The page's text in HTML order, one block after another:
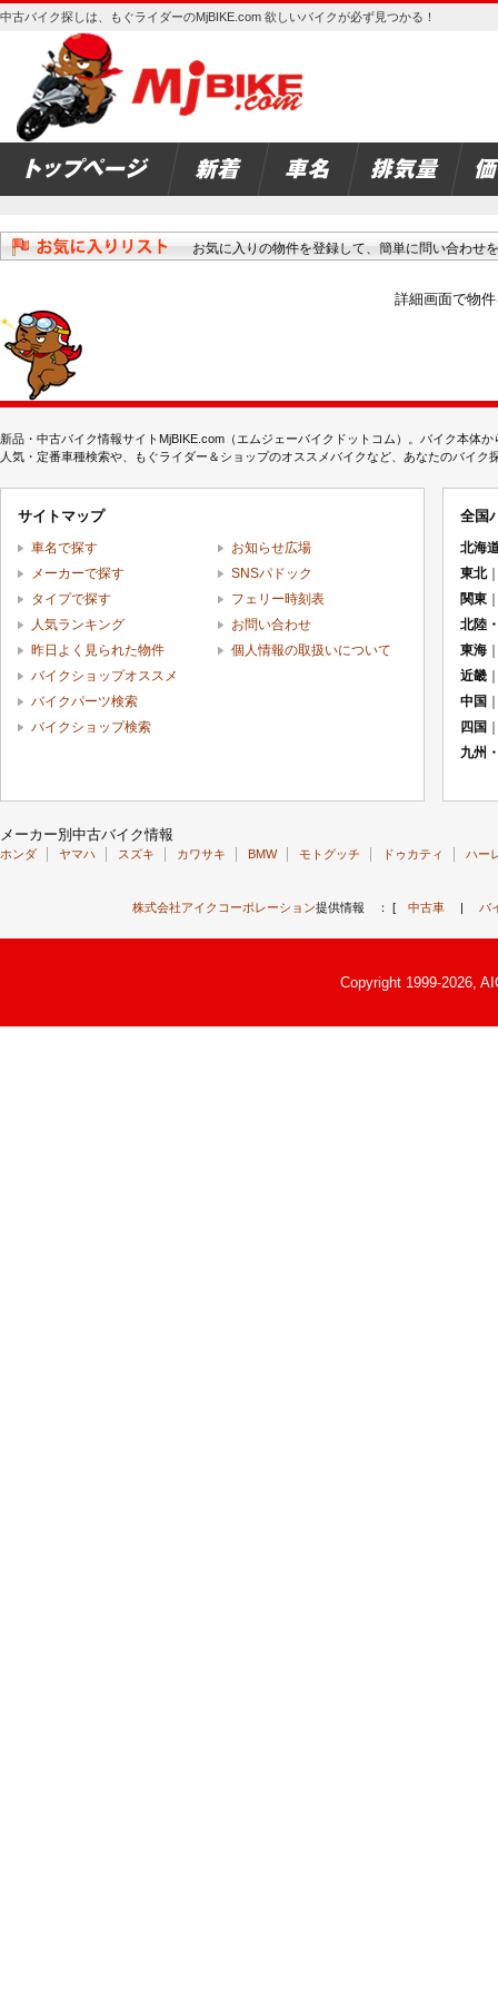
中古バイク探しは、もぐライダーのMjBIKE.com 欲しいバイクが必ず見つかる！
お気に入りの物件を登録して、簡単に問い合わせ
詳細画面で物
新品・中古バイク情報サイトMjBIKE.com（エムジェーバイクドットコム）。バイク本体
人気・定番車種検索や、もぐライダー＆ショップのオススメバイクなど、あなたのバイ
サイトマップ
車名で探す
メーカーで探す
タイプで探す
人気ランキング
昨日よく見られた物件
バイクショップオススメ
バイクパーツ検索
バイクショップ検索
お知らせ広場
SNSパドック
フェリー時刻表
お問い合わせ
個人情報の取扱いについて
全国
北海
東北
関東
北陸
東海
近畿
中国
四国
九州
メーカー別中古バイク情報
ホンダ ヤマハ スズキ カワサキ BMW モトグッチ ドゥカティ ハー
株式会社アイクコーポレーション提供情報 ： [ 中古車 | バ
Copyright 1999-2026,